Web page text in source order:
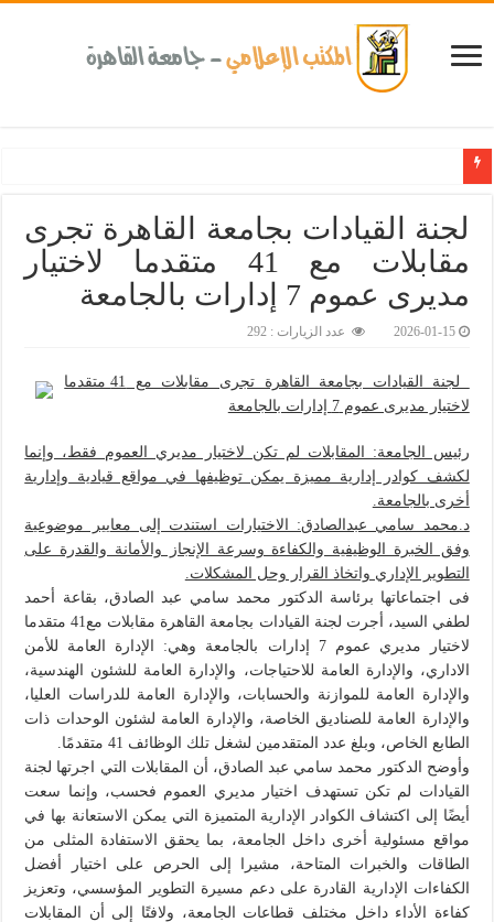
لجنة القيادات بجامعة القاهرة تجرى
مقابلات مع 41 متقدما لاختيار
مديرى عموم 7 إدارات بالجامعة‎
2026-01-15 عدد الزيارات : 292
لجنة القيادات بجامعة القاهرة تجرى مقابلات مع 41 متقدما
لاختيار مديرى عموم 7 إدارات بالجامعة
رئيس الجامعة: المقابلات لم تكن لاختيار مديري العموم فقط، وإنما
لكشف كوادر إدارية مميزة يمكن توظيفها في مواقع قيادية وإدارية
أخرى بالجامعة.
د.محمد سامي عبدالصادق: الاختيارات استندت إلى معايير موضوعية
وفق الخبرة الوظيفية والكفاءة وسرعة الإنجاز والأمانة والقدرة على
التطوير الإداري واتخاذ القرار وحل المشكلات.
فى اجتماعاتها برئاسة الدكتور محمد سامي عبد الصادق، بقاعة أحمد
لطفي السيد، أجرت لجنة القيادات بجامعة القاهرة مقابلات مع41 متقدما
لاختيار مديري عموم 7 إدارات بالجامعة وهي: الإدارة العامة للأمن
الاداري، والإدارة العامة للاحتياجات، والإدارة العامة للشئون الهندسية،
والإدارة العامة للموازنة والحسابات، والإدارة العامة للدراسات العليا،
والإدارة العامة للصناديق الخاصة، والإدارة العامة لشئون الوحدات ذات
الطابع الخاص، وبلغ عدد المتقدمين لشغل تلك الوظائف 41 متقدمًا.
وأوضح الدكتور محمد سامي عبد الصادق، أن المقابلات التي اجرتها لجنة
القيادات لم تكن تستهدف اختيار مديري العموم فحسب، وإنما سعت
أيضًا إلى اكتشاف الكوادر الإدارية المتميزة التي يمكن الاستعانة بها في
مواقع مسئولية أخرى داخل الجامعة، بما يحقق الاستفادة المثلى من
الطاقات والخبرات المتاحة، مشيرا إلى الحرص على اختيار أفضل
الكفاءات الإدارية القادرة على دعم مسيرة التطوير المؤسسي، وتعزيز
كفاءة الأداء داخل مختلف قطاعات الجامعة، ولافتًا إلى أن المقابلات